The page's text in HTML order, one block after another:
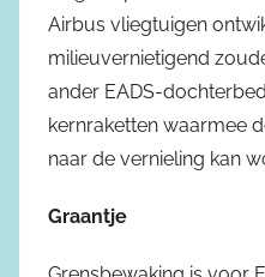
Airbus vliegtuigen
milieuvernietigend
ander EADS-
kernraketten waarmee
naar de vernieling kan
Graantje